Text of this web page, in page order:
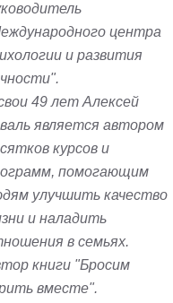
центра
и развития
49 лет Алексей
является автором
курсов и
помогающим
улучшить качество
и наладить
в семьях.
книги "Бросим
вместе".